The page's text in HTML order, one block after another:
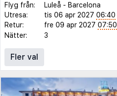
Flyg från: Luleå - Barcelona
Utresa:
tis 06 apr 2027 06:40
Retur:
fre 09 apr 2027 07:50
Nätter:
3
Fler val